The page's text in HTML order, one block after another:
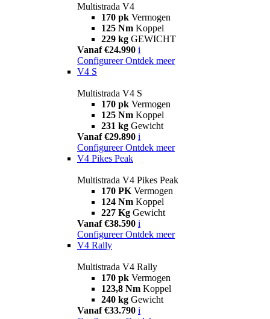
Multistrada V4
170 pk Vermogen
125 Nm Koppel
229 kg GEWICHT
Vanaf €24.990 i
Configureer Ontdek meer
V4 S
Multistrada V4 S
170 pk Vermogen
125 Nm Koppel
231 kg Gewicht
Vanaf €29.890 i
Configureer Ontdek meer
V4 Pikes Peak
Multistrada V4 Pikes Peak
170 PK Vermogen
124 Nm Koppel
227 Kg Gewicht
Vanaf €38.590 i
Configureer Ontdek meer
V4 Rally
Multistrada V4 Rally
170 pk Vermogen
123,8 Nm Koppel
240 kg Gewicht
Vanaf €33.790 i